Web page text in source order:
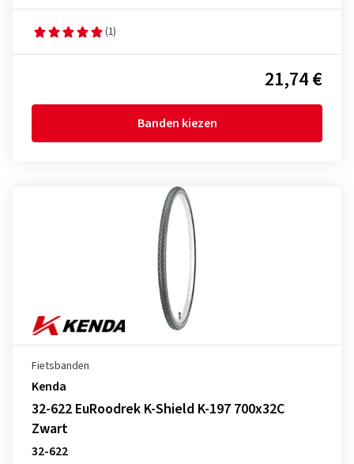
(1)
21,74 €
Banden kiezen
Fietsbanden
Kenda
32-622 EuRoodrek K-Shield K-197 700x32C
Zwart
32-622